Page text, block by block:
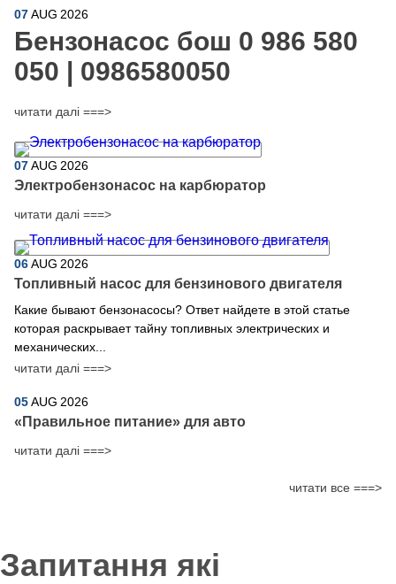
07AUG 2026
Бензонасос бош 0 986 580
050 | 0986580050
читати далі ===>
07AUG 2026
Электробензонасос на карбюратор
читати далі ===>
06AUG 2026
Топливный насос для бензинового двигателя
Какие бывают бензонасосы? Ответ найдете в этой статье
которая раскрывает тайну топливных электрических и
механических...
читати далі ===>
05AUG 2026
​«Правильное питание» для авто
читати далі ===>
читати все ===>
Запитання які